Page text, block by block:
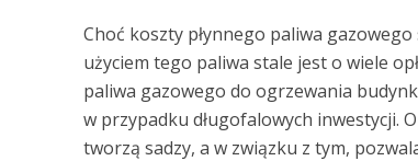
Choć koszty płynnego paliwa
użyciem tego paliwa stale jest o wiele
paliwa gazowego do ogrzewania
w przypadku długofalowych inwestycji.
tworzą sadzy, a w związku z tym,